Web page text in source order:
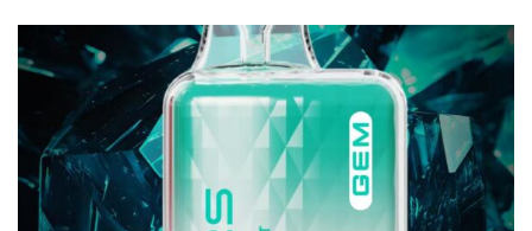
一
次
子
冰
礦
泉